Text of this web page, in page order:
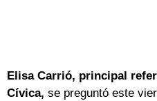
Elisa Carrió, principal
Cívica, se preguntó este